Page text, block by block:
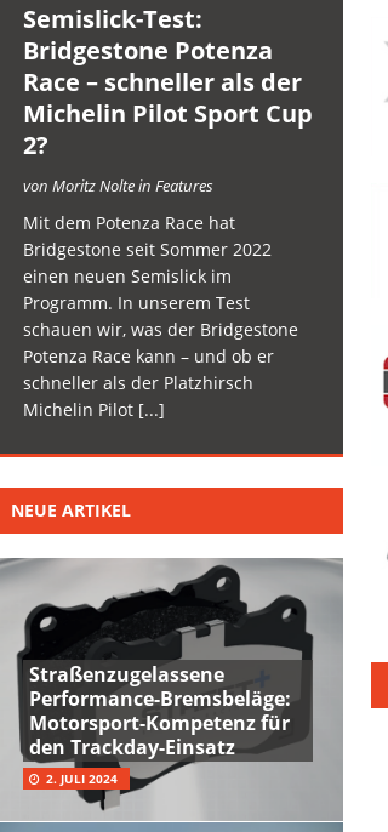
Semislick-Test:
Bridgestone Potenza
Race – schneller als der
Michelin Pilot Sport Cup
2?
von Moritz Nolte in Features
Mit dem Potenza Race hat
Bridgestone seit Sommer 2022
einen neuen Semislick im
Programm. In unserem Test
schauen wir, was der Bridgestone
Potenza Race kann – und ob er
schneller als der Platzhirsch
Michelin Pilot [...]
NEUE ARTIKEL
Straßenzugelassene
Performance-Bremsbeläge:
Motorsport-Kompetenz für
den Trackday-Einsatz
2. JULI 2024